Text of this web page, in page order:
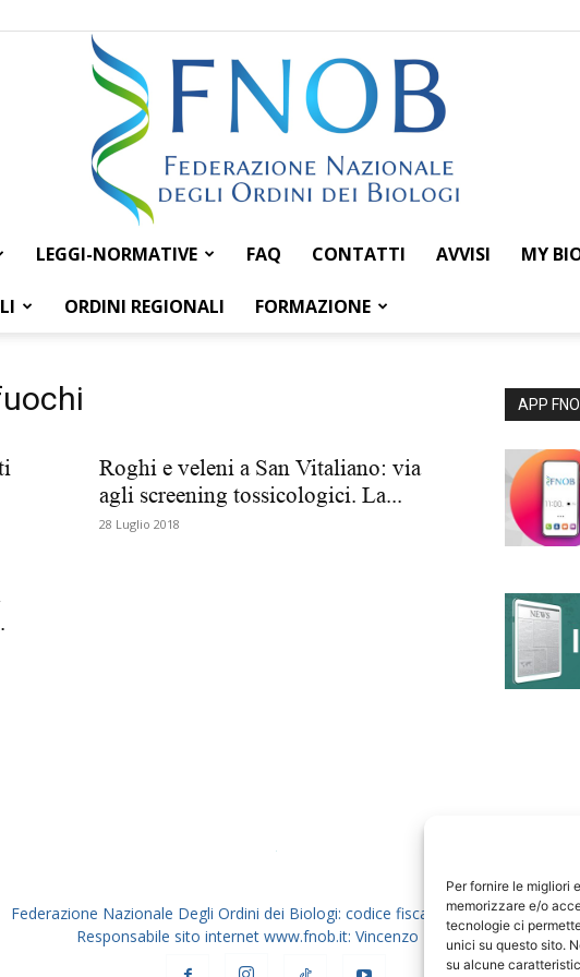
Per fornire le migliori
memorizzare e/o
tecnologie ci
unici su questo sito.
su alcune
Federazione
LEGGI-NORMATIVE FAQ CONTATTI AVVISI MY
ORDINI REGIONALI FORMAZIONE
Roghi e veleni a San Vitaliano: via
agli screening tossicologici. La...
28 Luglio 2018
APP
Federazione Nazionale Degli Ordini dei Biologi: codice fiscale 80069130583
Responsabile sito internet www.fnob.it: Vincenzo D'Anna